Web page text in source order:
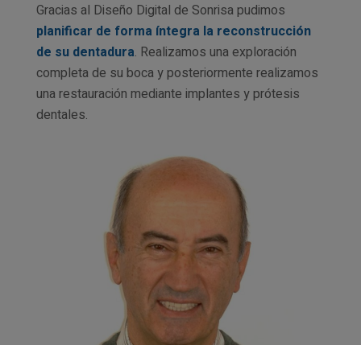
Gracias al Diseño Digital de Sonrisa pudimos
planificar de forma íntegra la reconstrucción
de su dentadura. Realizamos una exploración
completa de su boca y posteriormente realizamos
una restauración mediante implantes y prótesis
dentales.